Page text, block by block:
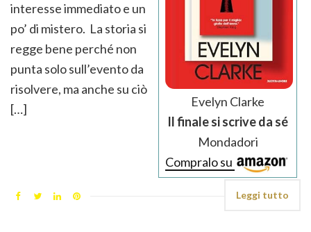
Evelyn Clarke
Il finale si scrive da sé
Mondadori
Compralo su
interesse immediato e un
po’ di mistero. La storia si
regge bene perché non
punta solo sull’evento da
risolvere, ma anche su ciò
[…]
Leggi tutto